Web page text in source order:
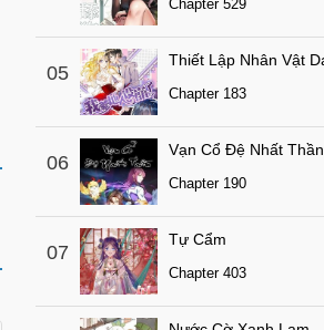
Chapter 529
05
Chapter 183
06
Vạn Cổ Đệ Nhất Thần
Chapter 190
07
Tự Cẩm
Chapter 403